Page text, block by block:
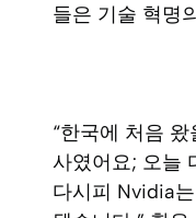
들은 기술 혁명
“한국에 처음
사였어요; 오늘
다시피 Nvidia